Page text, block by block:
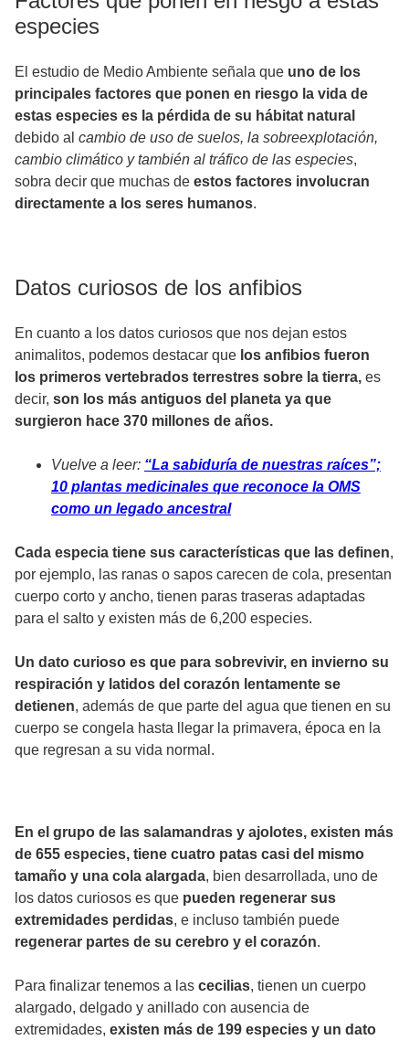
especies
El estudio de Medio Ambiente señala que uno de los
principales factores que ponen en riesgo la vida de
estas especies es la pérdida de su hábitat natural
debido al cambio de uso de suelos, la sobreexplotación,
cambio climático y también al tráfico de las especies,
sobra decir que muchas de estos factores involucran
directamente a los seres humanos.
Datos curiosos de los anfibios
En cuanto a los datos curiosos que nos dejan estos
animalitos, podemos destacar que los anfibios fueron
los primeros vertebrados terrestres sobre la tierra, es
decir, son los más antiguos del planeta ya que
surgieron hace 370 millones de años.
Vuelve a leer: “La sabiduría de nuestras raíces”;
10 plantas medicinales que reconoce la OMS
como un legado ancestral
Cada especia tiene sus características que las definen,
por ejemplo, las ranas o sapos carecen de cola, presentan
cuerpo corto y ancho, tienen paras traseras adaptadas
para el salto y existen más de 6,200 especies.
Un dato curioso es que para sobrevivir, en invierno su
respiración y latidos del corazón lentamente se
detienen, además de que parte del agua que tienen en su
cuerpo se congela hasta llegar la primavera, época en la
que regresan a su vida normal.
En el grupo de las salamandras y ajolotes, existen más
de 655 especies, tiene cuatro patas casi del mismo
tamaño y una cola alargada, bien desarrollada, uno de
los datos curiosos es que pueden regenerar sus
extremidades perdidas, e incluso también puede
regenerar partes de su cerebro y el corazón.
Para finalizar tenemos a las cecilias, tienen un cuerpo
alargado, delgado y anillado con ausencia de
extremidades, existen más de 199 especies y un dato